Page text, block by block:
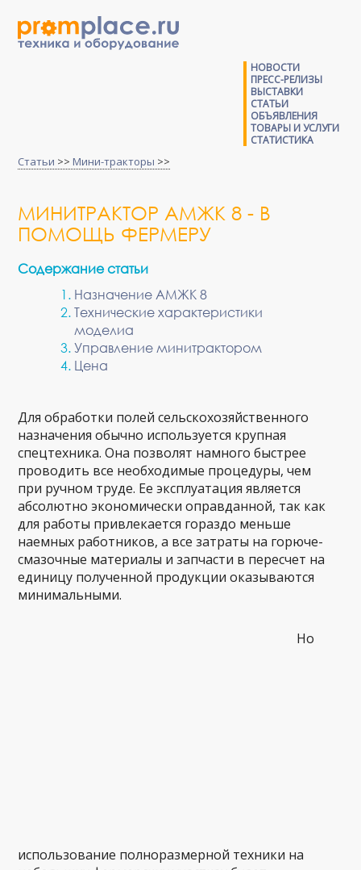
НОВОСТИ
ПРЕСС-РЕЛИЗЫ
ВЫСТАВКИ
СТАТЬИ
ОБЪЯВЛЕНИЯ
ТОВАРЫ И УСЛУГИ
СТАТИСТИКА
Статьи >> Мини-тракторы >>
МИНИТРАКТОР АМЖК 8 - В
ПОМОЩЬ ФЕРМЕРУ
Содержание статьи
Назначение АМЖК 8
Технические характеристики
моделиа
Управление минитрактором
Цена
Для обработки полей сельскохозяйственного
назначения обычно используется крупная
спецтехника. Она позволят намного быстрее
проводить все необходимые процедуры, чем
при ручном труде. Ее эксплуатация является
абсолютно экономически оправданной, так как
для работы привлекается гораздо меньше
наемных работников, а все затраты на горюче-
смазочные материалы и запчасти в пересчет на
единицу полученной продукции оказываются
минимальными.
Но
использование полноразмерной техники на